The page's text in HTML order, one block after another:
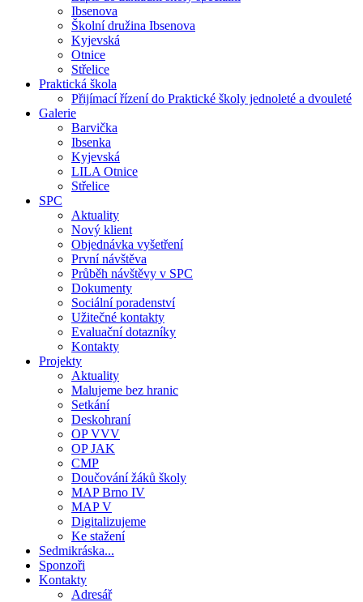
Ibsenova
Školní družina Ibsenova
Kyjevská
Otnice
Střelice
Praktická škola
Přijímací řízení do Praktické školy jednoleté a dvouleté
Galerie
Barvička
Ibsenka
Kyjevská
LILA Otnice
Střelice
SPC
Aktuality
Nový klient
Objednávka vyšetření
První návštěva
Průběh návštěvy v SPC
Dokumenty
Sociální poradenství
Užitečné kontakty
Evaluační dotazníky
Kontakty
Projekty
Aktuality
Malujeme bez hranic
Setkání
Deskohraní
OP VVV
OP JAK
CMP
Doučování žáků školy
MAP Brno IV
MAP V
Digitalizujeme
Ke stažení
Sedmikráska...
Sponzoři
Kontakty
Adresář